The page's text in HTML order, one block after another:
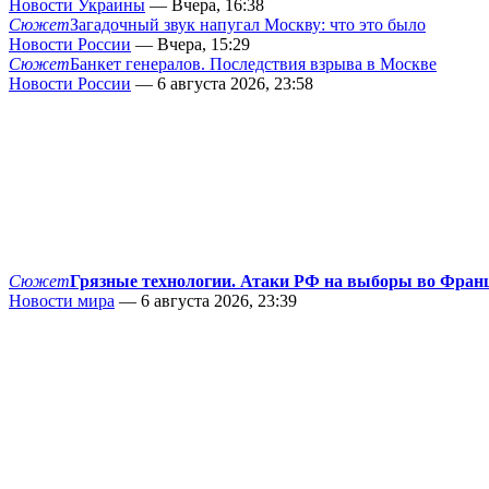
Новости Украины — Вчера, 16:38
СюжетЗагадочный звук напугал Москву: что это было
Новости России — Вчера, 15:29
СюжетБанкет генералов. Последствия взрыва в Москве
Новости России — 6 августа 2026, 23:58
СюжетГрязные технологии. Атаки РФ на выборы во
Новости мира — 6 августа 2026, 23:39